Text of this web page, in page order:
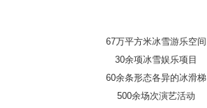
67万平方米冰雪游乐空间
30余项冰雪娱乐项目
60余条形态各异的冰滑梯
500余场次演艺活动